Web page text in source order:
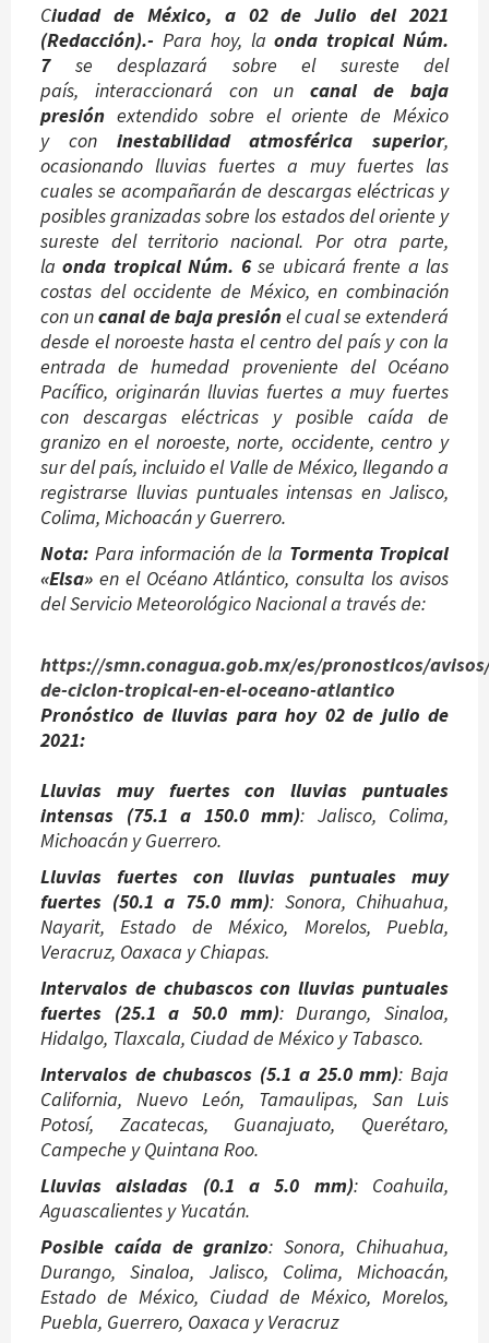
Ciudad de México, a 02 de Julio del 2021
(Redacción).- Para hoy, laonda tropical Núm.
7se desplazará sobre el sureste del
país, interaccionará con uncanal de baja
presión extendido sobre el oriente de México
y con inestabilidad atmosférica superior,
ocasionando lluvias fuertes a muy fuertes las
cuales se acompañarán de descargas eléctricas y
posibles granizadas sobre los estados del oriente y
sureste del territorio nacional. Por otra parte,
laonda tropical Núm. 6se ubicará frente a las
costas del occidente de México, en combinación
con uncanal de baja presiónel cual se extenderá
desde el noroeste hasta el centro del país y con la
entrada de humedad proveniente del Océano
Pacífico, originarán lluvias fuertes a muy fuertes
con descargas eléctricas y posible caída de
granizo en el noroeste, norte, occidente, centro y
sur del país, incluido el Valle de México, llegando a
registrarse lluvias puntuales intensas en Jalisco,
Colima, Michoacán y Guerrero.
Nota: Para información de la Tormenta Tropical
«Elsa» en el Océano Atlántico, consulta los avisos
del Servicio Meteorológico Nacional a través de:
https://smn.conagua.gob.mx/es/pronosticos/
de-ciclon-tropical-en-el-oceano-atlantico
Pronóstico de lluvias para hoy 02 de julio de
2021:
Lluvias muy fuertes con lluvias puntuales
intensas (75.1 a 150.0 mm): Jalisco, Colima,
Michoacán y Guerrero.
Lluvias fuertes con lluvias puntuales muy
fuertes (50.1 a 75.0 mm): Sonora, Chihuahua,
Nayarit, Estado de México, Morelos, Puebla,
Veracruz, Oaxaca y Chiapas.
Intervalos de chubascos con lluvias puntuales
fuertes (25.1 a 50.0 mm): Durango, Sinaloa,
Hidalgo, Tlaxcala, Ciudad de México y Tabasco.
Intervalos de chubascos (5.1 a 25.0 mm): Baja
California, Nuevo León, Tamaulipas, San Luis
Potosí, Zacatecas, Guanajuato, Querétaro,
Campeche y Quintana Roo.
Lluvias aisladas (0.1 a 5.0 mm): Coahuila,
Aguascalientes y Yucatán.
Posible caída de granizo: Sonora, Chihuahua,
Durango, Sinaloa, Jalisco, Colima, Michoacán,
Estado de México, Ciudad de México, Morelos,
Puebla, Guerrero, Oaxaca y Veracruz